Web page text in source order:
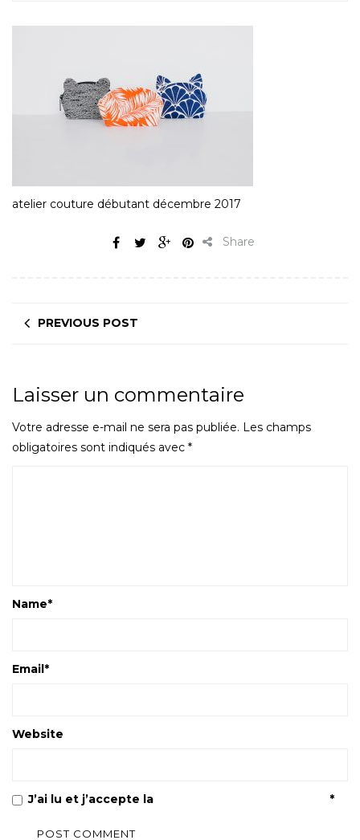
atelier couture débutant décembre 2017
Share
PREVIOUS POST
Laisser un commentaire
Votre adresse e-mail ne sera pas publiée. Les champs
obligatoires sont indiqués avec *
Name*
Email*
Website
J’ai lu et j’accepte la *